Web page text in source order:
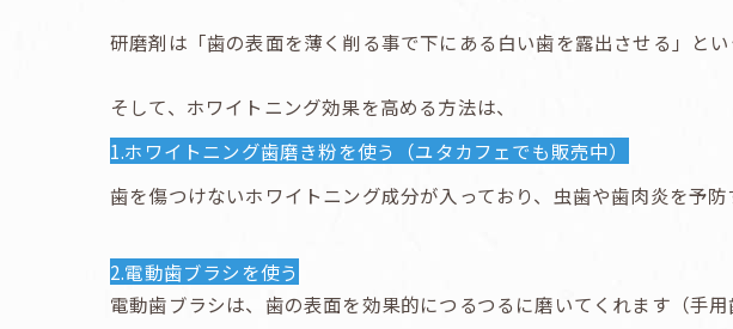
研磨剤は「歯の表面を薄く削る事で下にある白い歯を露出させる」と
そして、ホワイトニング効果を高める方法は、
1.ホワイトニング歯磨き粉を使う（ユタカフェでも販売中）
歯を傷つけないホワイトニング成分が入っており、虫歯や歯肉炎を予
2.電動歯ブラシを使う
電動歯ブラシは、歯の表面を効果的につるつるに磨いてくれます（手用